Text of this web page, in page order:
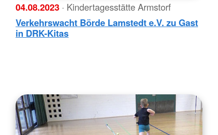
04.08.2023 · Kindertagesstätte Armstorf
Verkehrswacht Börde Lamstedt e.V. zu Gast
in DRK-Kitas